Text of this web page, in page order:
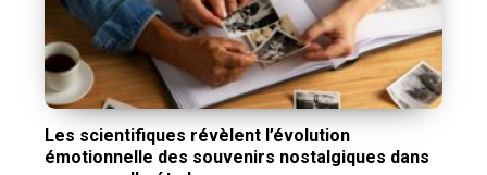
Les scientifiques révèlent l’évolution
émotionnelle des souvenirs nostalgiques dans